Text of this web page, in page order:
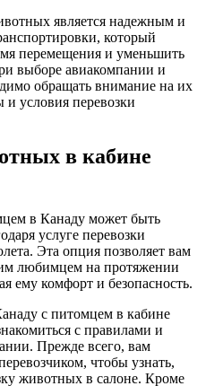
является надежным и
который
перемещения и уменьшить
выборе авиакомпании и
обращать внимание на их
условия перевозки
в кабине
в Канаду может быть
услуге перевозки
Эта опция позволяет вам
любимцем на протяжении
ему комфорт и безопасность.
с питомцем в кабине
с правилами и
Прежде всего, вам
чтобы узнать,
животных в салоне. Кроме